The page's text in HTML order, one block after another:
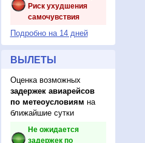
Риск ухудшения
самочувствия
Подробно на 14 дней
ВЫЛЕТЫ
Оценка возможных
задержек авиарейсов
по метеоусловиям на
ближайшие сутки
Не ожидается
задержек по